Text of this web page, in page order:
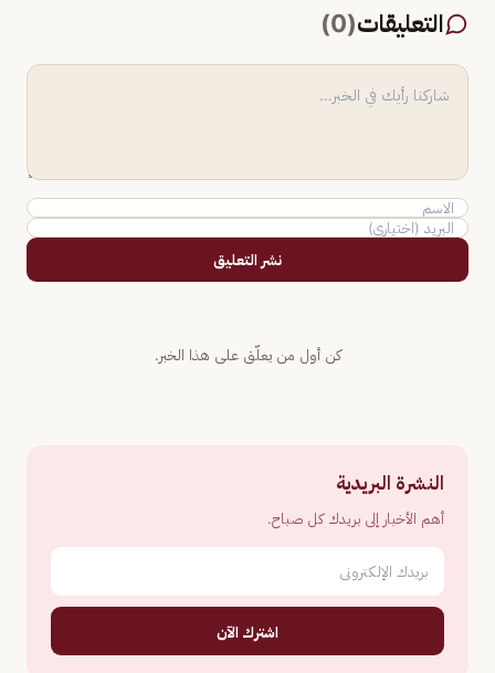
التعليقات(
0
)
نشر التعليق
كن أول من يعلّق على هذا الخبر.
النشرة البريدية
أهم الأخبار إلى بريدك كل صباح.
اشترك الآن